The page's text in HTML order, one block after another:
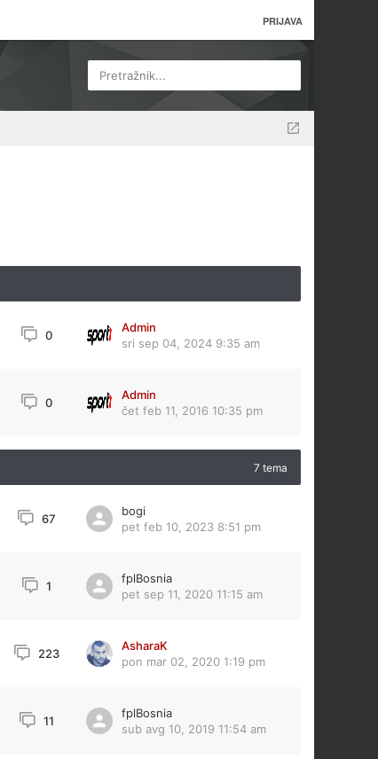
PRIJAVA
Pretražnik...
0
Admin
sri sep 04, 2024 9:35 am
0
Admin
čet feb 11, 2016 10:35 pm
7 tema
67
bogi
pet feb 10, 2023 8:51 pm
1
fplBosnia
pet sep 11, 2020 11:15 am
223
AsharaK
pon mar 02, 2020 1:19 pm
11
fplBosnia
sub avg 10, 2019 11:54 am